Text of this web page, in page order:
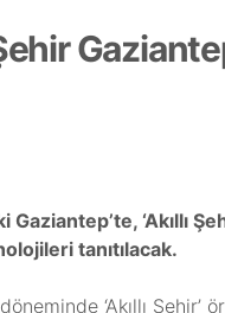
‘Akıllı
tanıtılacak.
‘Akıllı Şehir’